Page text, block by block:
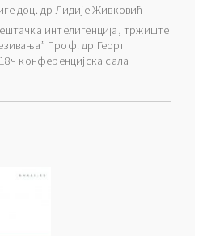
доц. др Лидије Живковић
интелигенција, тржиште
Проф. др Георг
конференцијска сала